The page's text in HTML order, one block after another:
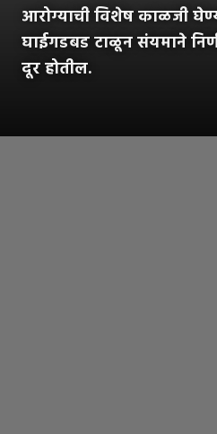
आरोग्याची विशेष काळजी
घाईगडबड टाळून संयमाने
दूर होतील.